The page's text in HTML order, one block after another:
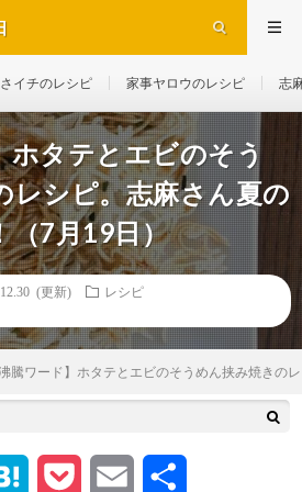
イチのレシピ 家事ヤロウのレシピ 志
ホタテとエビのそう
レシピ。志麻さん夏の
（7月19日）
(更新)
レシピ
沸騰ワード】ホタテとエビのそうめん挟み焼きの